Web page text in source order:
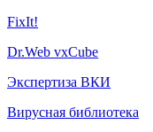
FixIt!
Dr.Web vxCube
Экспертиза ВКИ
Вирусная библиотека